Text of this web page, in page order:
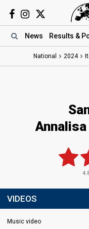
News Results &
National 2024
Annalisa
VIDEOS
Music video